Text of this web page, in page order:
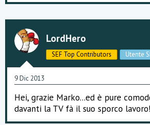
LordHero
SEF Top Contributors Utente
9 Dic 2013
Hei, grazie Marko...ed è pure
davanti la TV fà il suo sporco